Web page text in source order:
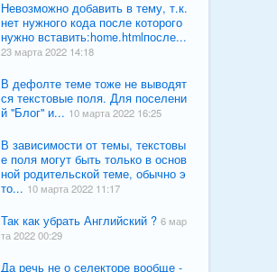
Невозможно добавить в тему, т.к.
нет нужного кода после которого
нужно вставить:home.htmlпосле...
23 марта 2022 14:18
В дефолте теме тоже не выводят
ся текстовые поля. Для поселени
й "Блог" и... 10 марта 2022 16:25
В зависимости от темы, текстовы
е поля могут быть только в основ
ной родительской теме, обычно э
то... 10 марта 2022 11:17
Так как убрать Английский ? 6 мар
та 2022 00:29
Да речь не о селекторе вообще -